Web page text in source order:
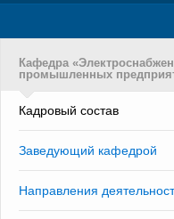
Кафедра
промышленных
Кадровый состав
Заведующий кафедрой
Направления